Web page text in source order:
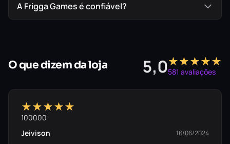
A Frigga Games é confiável?
O que dizem da loja 5,0★★★★★
581 avaliações
★★★★★
100000
Jeivison
16/06/2024